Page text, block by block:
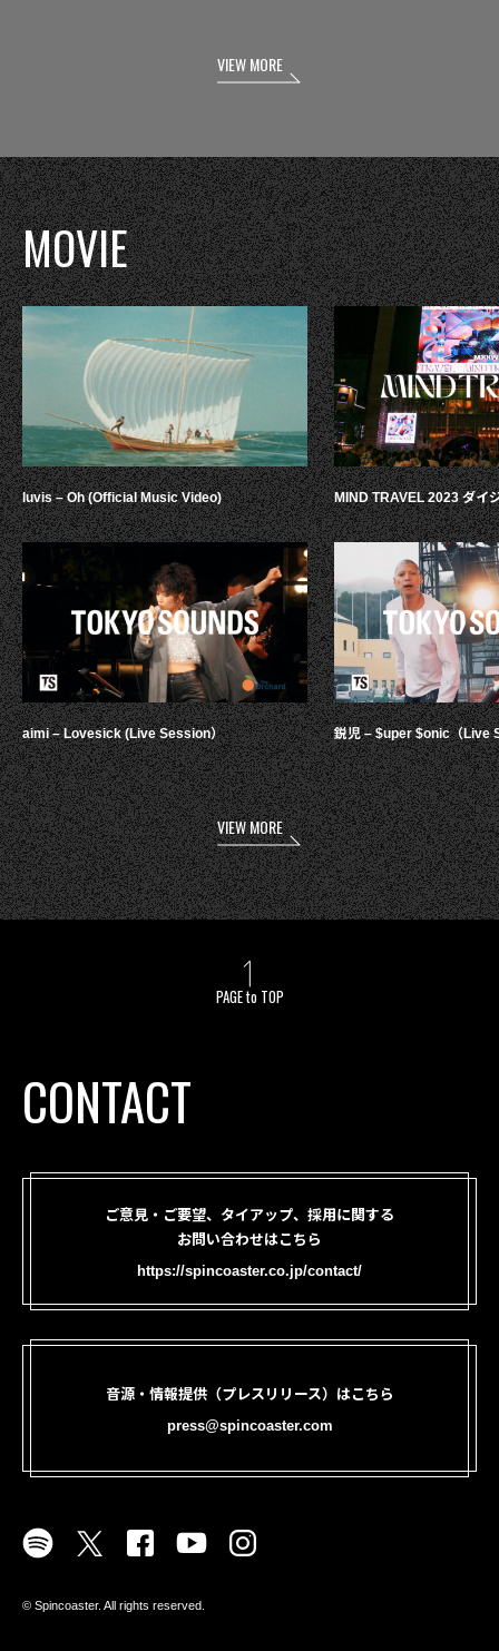
VIEW MORE
MOVIE
luvis – Oh (Official Music Video)
aimi – Lovesick (Live Session）
MIND TRAVEL 2023 ダイ
鋭児 – $uper $onic（Live
VIEW MORE
PAGE to TOP
CONTACT
ご意見・ご要望、タイアップ、採用に関する
お問い合わせはこちら
https://spincoaster.co.jp/contact/
音源・情報提供（プレスリリース）はこちら
press@spincoaster.com
©︎ Spincoaster. All rights reserved.